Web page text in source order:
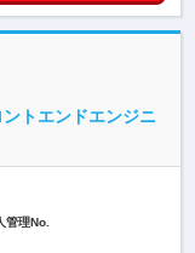
トエンドエンジニ
理No.